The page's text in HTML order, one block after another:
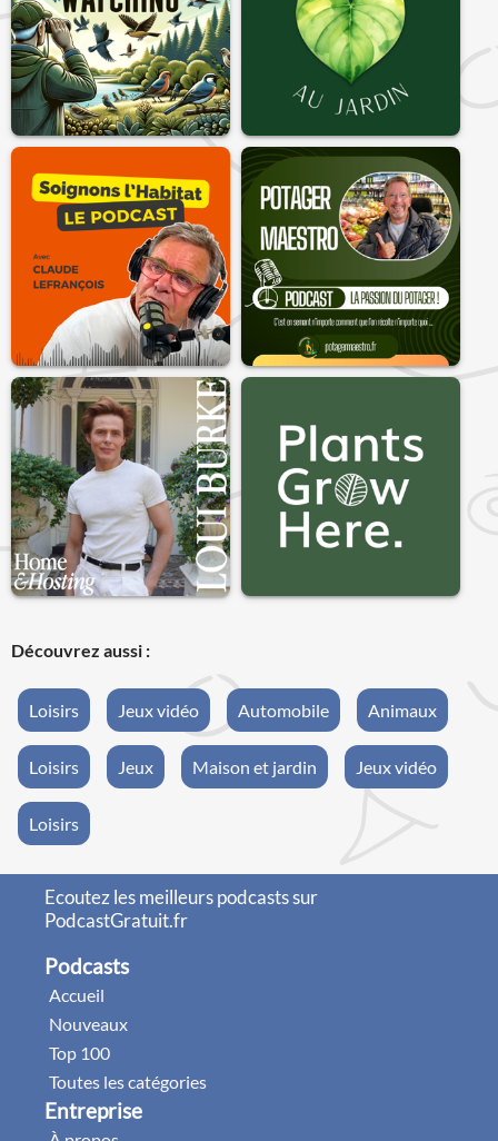
Découvrez aussi :
Loisirs Jeux vidéo Automobile Animaux
Loisirs Jeux Maison et jardin Jeux vidéo
Loisirs
Ecoutez les meilleurs podcasts sur
PodcastGratuit.fr
Podcasts
Accueil
Nouveaux
Top 100
Toutes les catégories
Entreprise